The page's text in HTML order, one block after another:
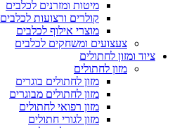
מיטות ומזרנים לכלבים
קולרים ורצועות לכלבים
מוצרי אילוף לכלבים
צעצועים ומשחקים לכלבים
ציוד ומזון לחתולים
מזון לחתולים
מזון לחתולים בוגרים
מזון לחתולים מבוגרים
מזון רפואי לחתולים
מזון לגורי חתולים